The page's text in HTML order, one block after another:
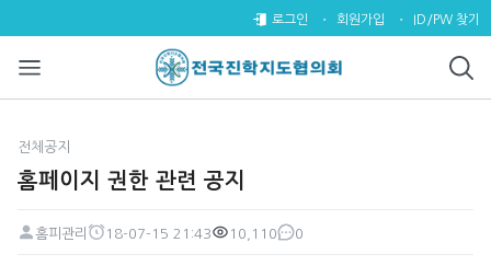
홈페이지 권한 관련 공지 > 전체
로그인 회원가입 ID/PW 찾기
전체공지
홈페이지 권한 관련 공지
페이지 정보
홈피관리
18-07-15 21:43
10,110
댓글
0